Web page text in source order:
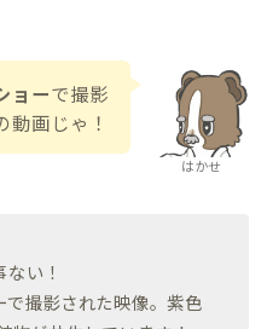
はかせ
ョーで撮影
動画じゃ！
い！
撮影された映像。紫色